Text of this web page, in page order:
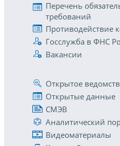
Перечень
требований
Противодействие
Госслужба в ФНС
Вакансии
Открытое
Открытые данные
СМЭВ
Аналитический
Видеоматериалы